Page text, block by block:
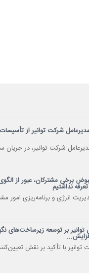
شرکت توانیر از
شرکت توانیر، در جریان
برخی مشترکان، عبور از
نداشتیم
انرژی و برنامه‌ریزی امور
توانیر بر توسعه زیرساخت‌های
با تأکید بر نقش